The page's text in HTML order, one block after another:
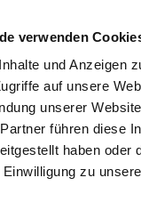
verwenden
und Anzeigen
auf unsere
unserer
führen diese
haben
zu